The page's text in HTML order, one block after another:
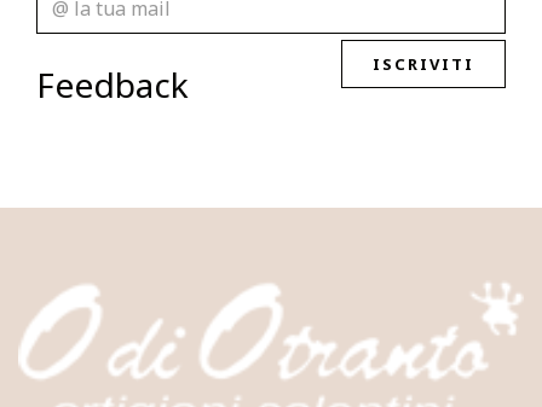
ISCRIVITI
Feedback